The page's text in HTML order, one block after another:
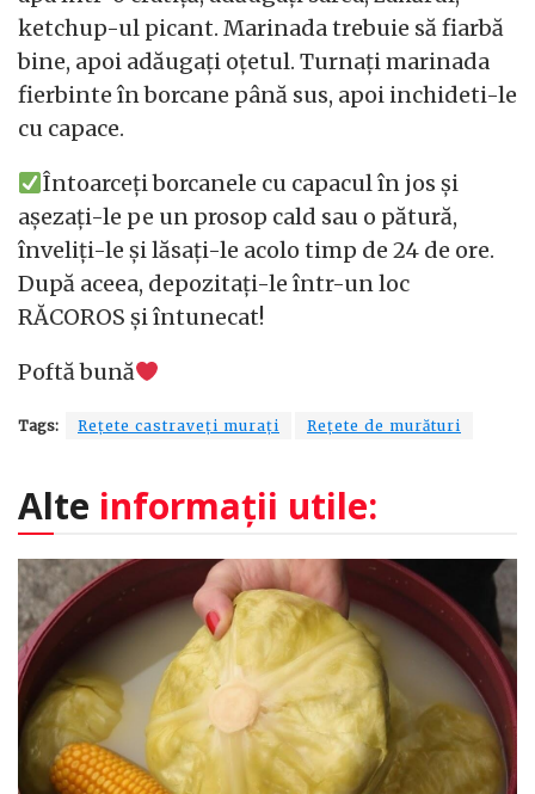
ketchup-ul picant. Marinada trebuie să fiarbă
bine, apoi adăugați oțetul. Turnați marinada
fierbinte în borcane până sus, apoi inchideti-le
cu capace.
Întoarceți borcanele cu capacul în jos și
așezați-le pe un prosop cald sau o pătură,
înveliți-le și lăsați-le acolo timp de 24 de ore.
După aceea, depozitați-le într-un loc
RĂCOROS și întunecat!
Poftă bună
Tags: Rețete castraveți murați Rețete de murături
Alte informații utile: